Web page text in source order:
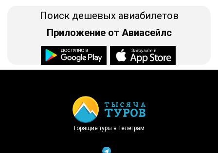
Поиск дешевых авиабилетов
Приложение от Авиасейлс
Горящие туры в Телеграм